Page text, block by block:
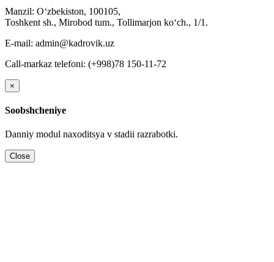
Manzil: Oʻzbekiston, 100105,
Toshkent sh., Mirobod tum., Tollimarjon koʻch., 1/1.
E-mail: admin@kadrovik.uz
Call-markaz telefoni: (+998)78 150-11-72
×
Soobshcheniye
Danniy modul naхoditsya v stadii razrabotki.
Close